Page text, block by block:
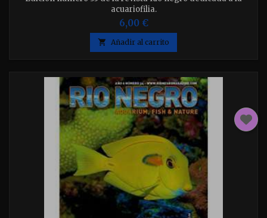
acuariofilia.
6,00 €
 Añadir al carrito